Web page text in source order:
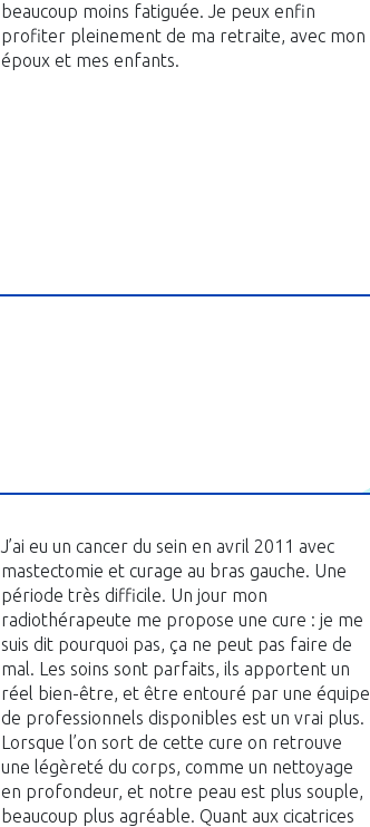
beaucoup moins fatiguée. Je peux enfin
profiter pleinement de ma retraite, avec mon
époux et mes enfants.
J’ai eu un cancer du sein en avril 2011 avec
mastectomie et curage au bras gauche. Une
période très difficile. Un jour mon
radiothérapeute me propose une cure : je me
suis dit pourquoi pas, ça ne peut pas faire de
mal. Les soins sont parfaits, ils apportent un
réel bien-être, et être entouré par une équipe
de professionnels disponibles est un vrai plus.
Lorsque l’on sort de cette cure on retrouve
une légèreté du corps, comme un nettoyage
en profondeur, et notre peau est plus souple,
beaucoup plus agréable. Quant aux cicatrices